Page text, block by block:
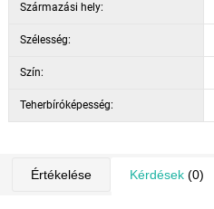
Származási hely:
Szélesség:
Szín:
Teherbíróképesség:
Értékelése Kérdések(0)